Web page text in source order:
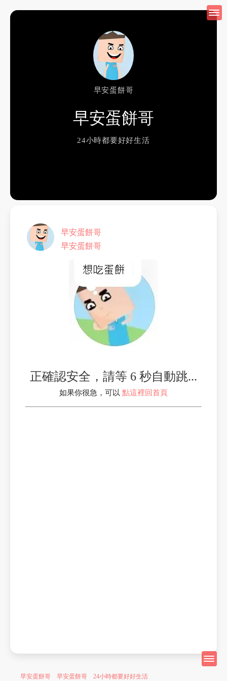
早安蛋餅哥
早安蛋餅哥
24小時都要好好生活
早安蛋餅哥
早安蛋餅哥
正確認安全，請等 6 秒自動跳...
如果你很急，可以 點這裡回首頁
早安蛋餅哥 早安蛋餅哥 24小時都要好好生活